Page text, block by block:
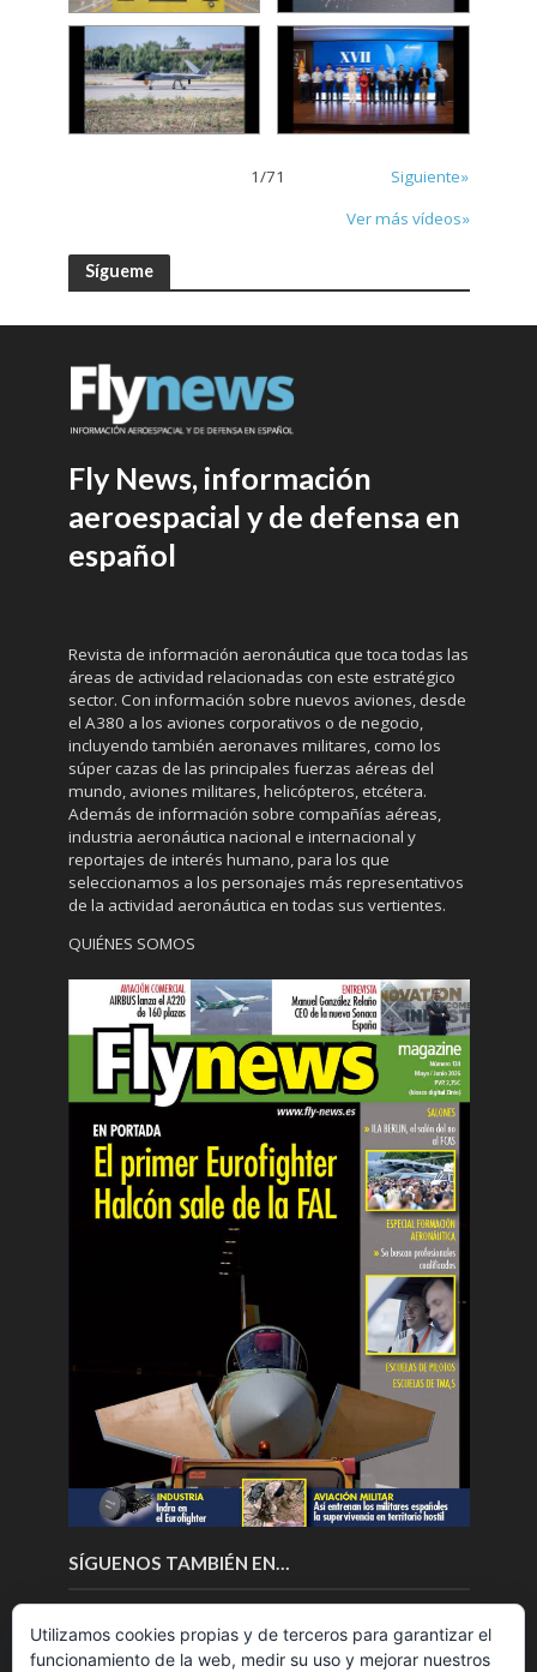
1/71
Siguiente»
Ver más vídeos»
Sígueme
Fly News, información
aeroespacial y de defensa en
español
Revista de información aeronáutica que toca todas las
áreas de actividad relacionadas con este estratégico
sector. Con información sobre nuevos aviones, desde
el A380 a los aviones corporativos o de negocio,
incluyendo también aeronaves militares, como los
súper cazas de las principales fuerzas aéreas del
mundo, aviones militares, helicópteros, etcétera.
Además de información sobre compañías aéreas,
industria aeronáutica nacional e internacional y
reportajes de interés humano, para los que
seleccionamos a los personajes más representativos
de la actividad aeronáutica en todas sus vertientes.
QUIÉNES SOMOS
SÍGUENOS TAMBIÉN EN…
Utilizamos cookies propias y de terceros para garantizar el
funcionamiento de la web, medir su uso y mejorar nuestros